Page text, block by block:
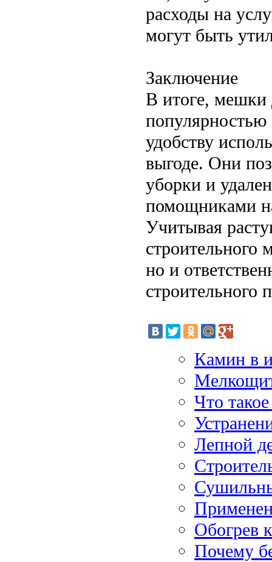
расходы на
могут быть
Заключение
В итоге, мешки
популярностью
удобству
выгоде. Они
уборки и
помощниками
Учитывая
строительного
но и
строительного
Камин в
Что
Лепной
Обогрев
Почему